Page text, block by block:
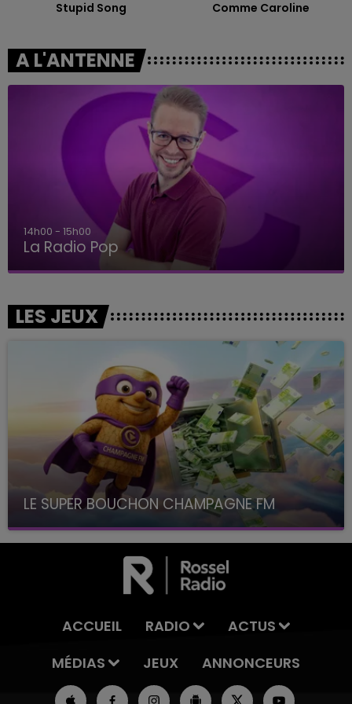
Stupid Song Comme Caroline
A L'ANTENNE
14h00 - 15h00
La Radio Pop
LES JEUX
LE SUPER BOUCHON CHAMPAGNE FM
avec La Famille Champagne FM, à 8H10
ACCUEIL RADIO
ACTUS
MÉDIAS
JEUX ANNONCEURS